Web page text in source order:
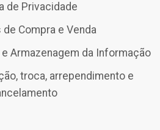
de Privacidade
Compra e Venda
Armazenagem da Informação
troca, arrependimento e